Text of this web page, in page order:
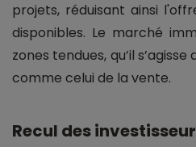
projets, réduisant ainsi
disponibles. Le marché
zones tendues, qu’il
comme celui de la vente.
Recul des